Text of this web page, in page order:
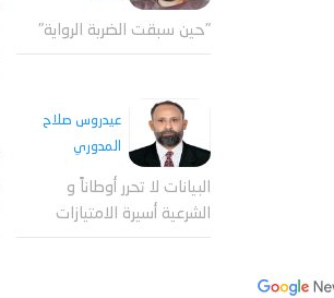
"حين سبقت الضربة الرواية"
عيدروس صلاح
المدوري
البيانات لا تحرر أوطاناً و
الشرعية أسيرة الامتيازات